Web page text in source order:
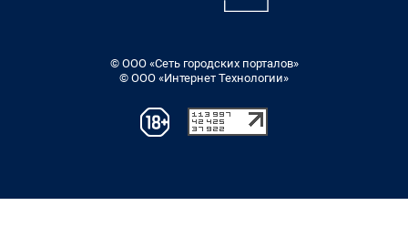
© ООО «Сеть городских порталов»
© ООО «Интернет Технологии»